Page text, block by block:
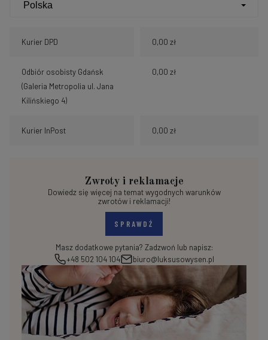
Kurier DPD 0,00 zł
Odbiór osobisty Gdańsk
(Galeria Metropolia ul. Jana
Kilińskiego 4)
0,00 zł
Kurier InPost 0,00 zł
Zwroty i reklamacje
Dowiedz się więcej na temat wygodnych warunków
zwrotów i reklamacji!
SPRAWDŹ
Masz dodatkowe pytania? Zadzwoń lub napisz:
+48 502 104 104
biuro@luksusowysen.pl